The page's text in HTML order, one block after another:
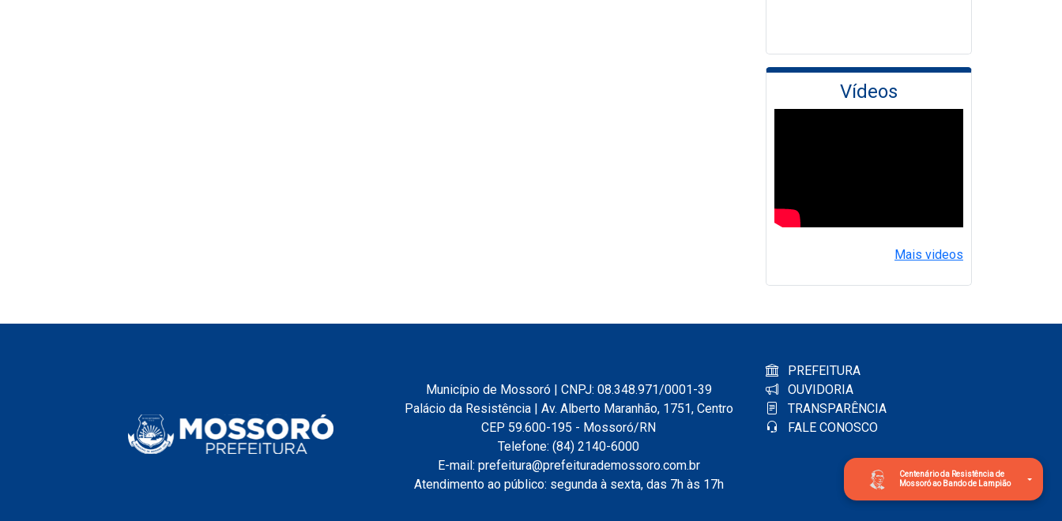
Centenário da Resistência de
Mossoró ao Bando de Lampião
Vídeos
Mais videos
Município de Mossoró | CNPJ: 08.348.971/0001-39
Palácio da Resistência | Av. Alberto Maranhão, 1751, Centro
CEP 59.600-195 - Mossoró/RN
Telefone: (84) 2140-6000
E-mail: prefeitura@prefeiturademossoro.com.br
Atendimento ao público: segunda à sexta, das 7h às 17h
PREFEITURA
OUVIDORIA
TRANSPARÊNCIA
FALE CONOSCO